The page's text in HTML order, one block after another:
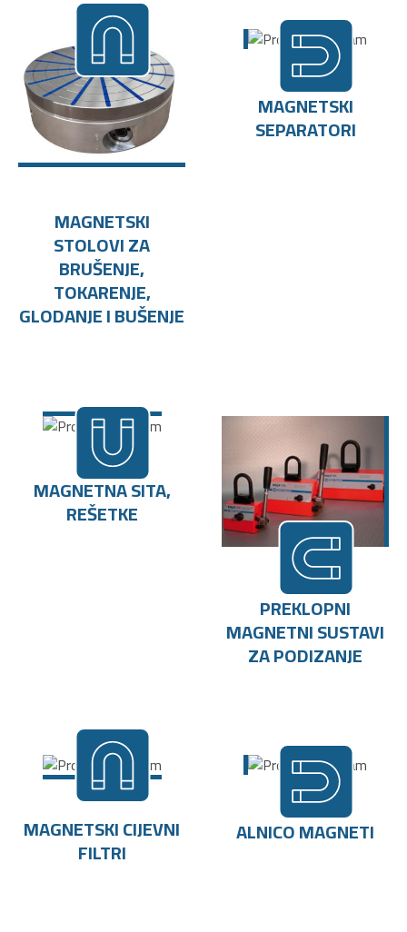
MAGNETSKI
STOLOVI ZA
BRUŠENJE,
TOKARENJE,
GLODANJE I BUŠENJE
MAGNETSKI
SEPARATORI
MAGNETNA SITA,
REŠETKE
PREKLOPNI
MAGNETNI SUSTAVI
ZA PODIZANJE
MAGNETSKI CIJEVNI
FILTRI
ALNICO MAGNETI